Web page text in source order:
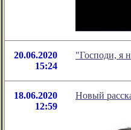
20.06.2020
15:24
"Господи, я
18.06.2020
12:59
Новый